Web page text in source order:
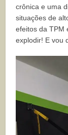
crônica e uma
situações de
efeitos da TPM
explodir! E vou